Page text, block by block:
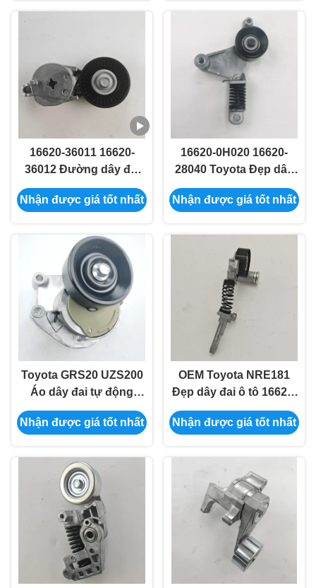
16620-36011 16620-
36012 Đường dây đai
động cơ ô tô 16620-
0V020 16620-0V022
0V041
Nhận được giá tốt nhất
16620-0H020 16620-
28040 Toyota Đẹp dây
đai ô tô cho ACV40
ASV40 GSV40
Nhận được giá tốt nhất
Toyota GRS20 UZS200
Áo dây đai tự động
16620-0W101 16620-
0W036
Nhận được giá tốt nhất
OEM Toyota NRE181
Đẹp dây đai ô tô 16620-
0T020 16620-37030
Nhận được giá tốt nhất